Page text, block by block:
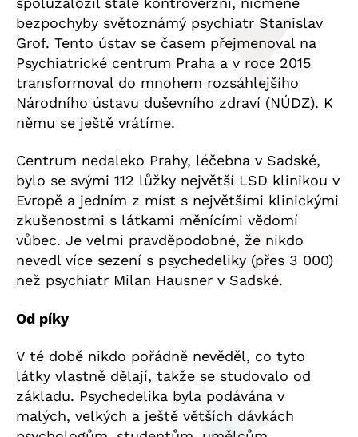
bezpochyby světoznámý psychiatr Stanislav
Grof. Tento ústav se časem přejmenoval na
Psychiatrické centrum Praha a v roce 2015
transformoval do mnohem rozsáhlejšího
Národního ústavu duševního zdraví (NÚDZ). K
němu se ještě vrátíme.
Centrum nedaleko Prahy, léčebna v Sadské,
bylo se svými 112 lůžky největší LSD klinikou v
Evropě a jedním z míst s největšími klinickými
zkušenostmi s látkami měnícími vědomí
vůbec. Je velmi pravděpodobné, že nikdo
nevedl více sezení s psychedeliky (přes 3 000)
než psychiatr Milan Hausner v Sadské.
Od píky
V té době nikdo pořádně nevěděl, co tyto
látky vlastně dělají, takže se studovalo od
základu. Psychedelika byla podávána v
malých, velkých a ještě větších dávkách